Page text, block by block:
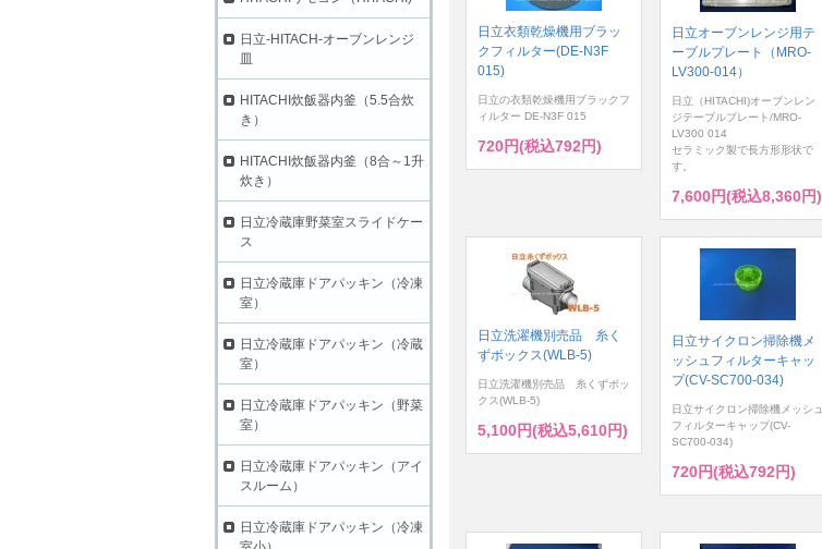
日立衣類乾燥機用ブラッ
クフィルター(DE-N3F
015)
日立の衣類乾燥機用ブラックフ
ィルター DE-N3F 015
720円(税込792円)
日立オーブンレンジ用テ
ーブルプレート（MRO-
LV300-014）
日立（HITACHI)オーブンレン
ジテーブルプレート/MRO-
LV300 014
セラミック製で長方形形状で
す。
7,600円(税込8,360円)
日立洗濯機別売品 糸く
ずボックス(WLB-5)
日立洗濯機別売品 糸くずボッ
クス(WLB-5)
5,100円(税込5,610円)
日立サイクロン掃除機メ
ッシュフィルターキャッ
プ(CV-SC700-034)
日立サイクロン掃除機メッシュ
フィルターキャップ(CV-
SC700-034)
720円(税込792円)
日立-HITACH-オーブンレンジ
皿
HITACHI炊飯器内釜（5.5合炊
き）
HITACHI炊飯器内釜（8合～1升
炊き）
日立冷蔵庫野菜室スライドケー
ス
日立冷蔵庫ドアパッキン（冷凍
室）
日立冷蔵庫ドアパッキン（冷蔵
室）
日立冷蔵庫ドアパッキン（野菜
室）
日立冷蔵庫ドアパッキン（アイ
スルーム）
日立冷蔵庫ドアパッキン（冷凍